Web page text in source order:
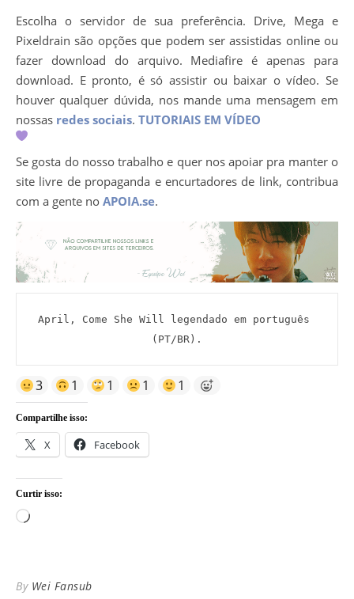
Escolha o servidor de sua preferência. Drive, Mega e
Pixeldrain são opções que podem ser assistidas online ou
fazer download do arquivo. Mediafire é apenas para
download. E pronto, é só assistir ou baixar o vídeo. Se
houver qualquer dúvida, nos mande uma mensagem em
nossas redes sociais. TUTORIAIS EM VÍDEO
Se gosta do nosso trabalho e quer nos apoiar pra manter o
site livre de propaganda e encurtadores de link, contribua
com a gente no APOIA.se.
April, Come She Will legendado em português
(PT/BR).
3 1 1 1 1
Compartilhe isso:
X Facebook
Curtir isso:
Carregando...
By Wei Fansub